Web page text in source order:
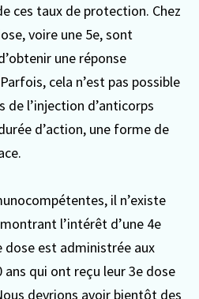
ces taux de protection. Chez
voire une 5e, sont
une réponse
cela n’est pas possible
l’injection d’anticorps
d’action, une forme de
il n’existe
l’intérêt d’une 4e
dose est administrée aux
ans qui ont reçu leur 3e dose
devrions avoir bientôt des